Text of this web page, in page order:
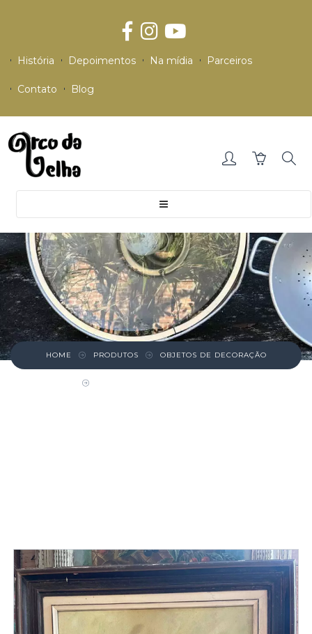
História Depoimentos Na mídia Parceiros
Contato Blog
HOME PRODUTOS OBJETOS DE DECORAÇÃO